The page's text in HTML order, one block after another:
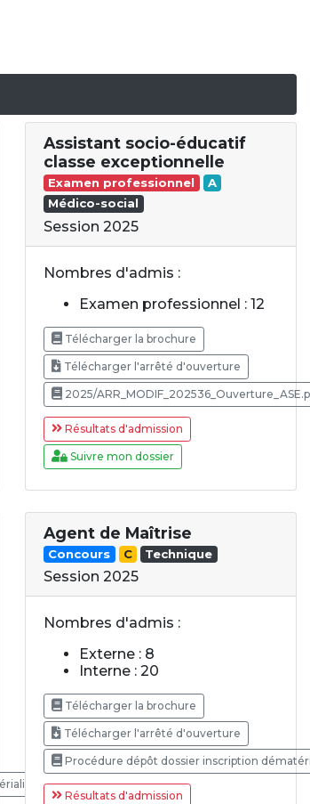
Assistant socio-éducatif
classe exceptionnelle
Examen professionnel
A
Médico-social
Session 2025
Nombres d'admis :
Examen professionnel : 12
Télécharger la brochure
Télécharger l'arrêté d'ouverture
2025/
Résultats d'admission
Suivre mon dossier
Agent de Maîtrise
Concours C Technique
Session 2025
Nombres d'admis :
Externe : 8
Interne : 20
Télécharger la brochure
Télécharger l'arrêté d'ouverture
Procédure dépôt dossier inscription
Résultats d'admission